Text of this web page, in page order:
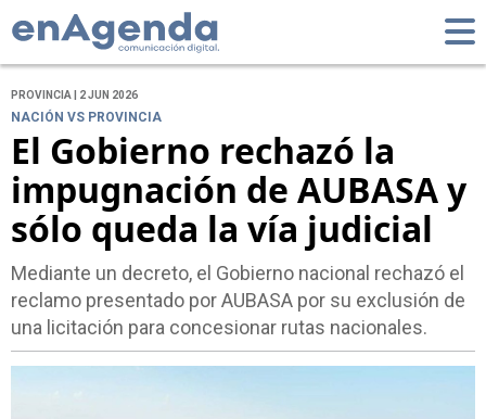
PROVINCIA | 2 JUN 2026
NACIÓN VS PROVINCIA
El Gobierno rechazó la
impugnación de AUBASA y
sólo queda la vía judicial
Mediante un decreto, el Gobierno nacional rechazó el
reclamo presentado por AUBASA por su exclusión de
una licitación para concesionar rutas nacionales.